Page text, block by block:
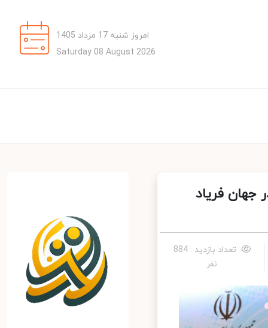
امروز شنبه 17 مرداد 1405
Saturday 08 August 2026
فریاد
تعداد بازدید : 884
نفر